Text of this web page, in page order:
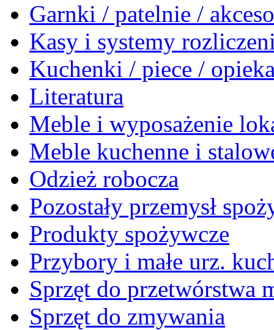
Garnki / patelnie /
Kasy i systemy
Kuchenki / piece /
Literatura
Meble i wyposażenie
Meble kuchenne i
Odzież robocza
Pozostały przemysł
Produkty spożywcze
Przybory i małe urz.
Sprzęt do przetwórstwa
Sprzęt do zmywania